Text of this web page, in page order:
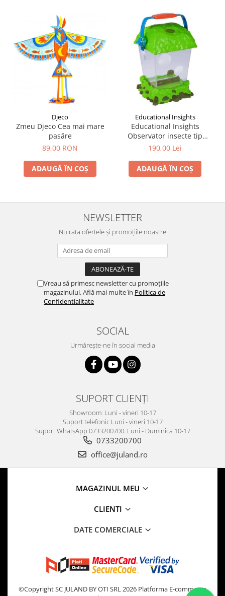
Djeco
Zmeu Djeco Cea mai mare
pasăre
89,00 RON
ADAUGĂ ÎN COȘ
Educational Insights
Educational Insights
Observator insecte tip
habitat - Geosafari
190,00 Lei
ADAUGĂ ÎN COȘ
NEWSLETTER
Nu rata ofertele și promoțiile noastre
Vreau să primesc newsletter cu promoțiile
magazinului. Află mai multe în Politica de
Confidentialitate
SOCIAL
Urmărește-ne în social media
SUPORT CLIENȚI
Showroom: Luni - vineri 10-17
Suport telefonic Luni - vineri 10-17
Suport WhatsApp 0733200700: Luni - Duminica 10-17
0733200700
office@juland.ro
MAGAZINUL MEU
CLIENTI
DATE COMERCIALE
©Copyright SC JULAND BY OTI SRL 2026 Platforma E-commerce